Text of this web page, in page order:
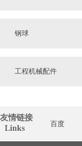
钢球
工程机械配件
友情链接
  Links
百度